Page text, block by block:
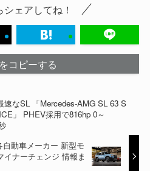
ェアしてね！
コピーする
速なSL 「Mercedes-AMG SL 63 S
」 PHEV採用で816hp 0～
動車メーカー 新型モ
ナーチェンジ 情報ま